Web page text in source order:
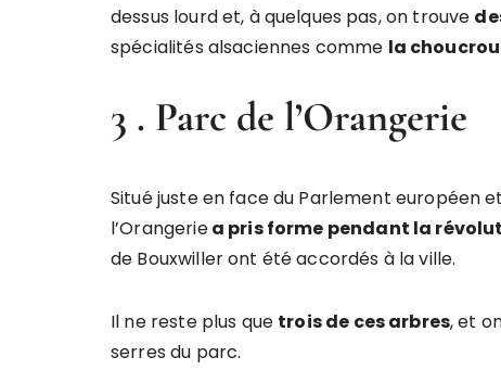
dessus lourd et, à quelques pas, on trouve
spécialités alsaciennes comme la
3 . Parc de l’Orangerie
Situé juste en face du Parlement européen
l’Orangeriea pris forme pendant la
de Bouxwiller ont été accordés à la ville.
Il ne reste plus que trois de ces arbres, et
serres du parc.